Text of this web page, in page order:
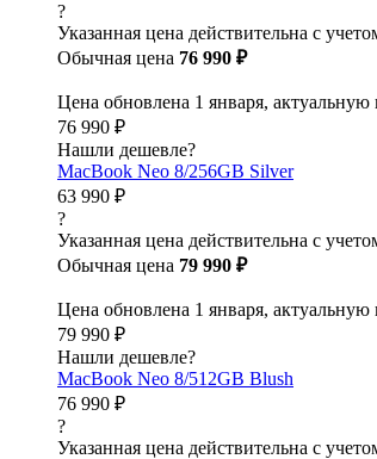
?
Указанная цена действительна с
Обычная цена 76 990 ₽
Цена обновлена 1 января, актуальную
76 990 ₽
Нашли дешевле?
MacBook Neo 8/256GB Silver
63 990 ₽
?
Указанная цена действительна с
Обычная цена 79 990 ₽
Цена обновлена 1 января, актуальную
79 990 ₽
Нашли дешевле?
MacBook Neo 8/512GB Blush
76 990 ₽
?
Указанная цена действительна с